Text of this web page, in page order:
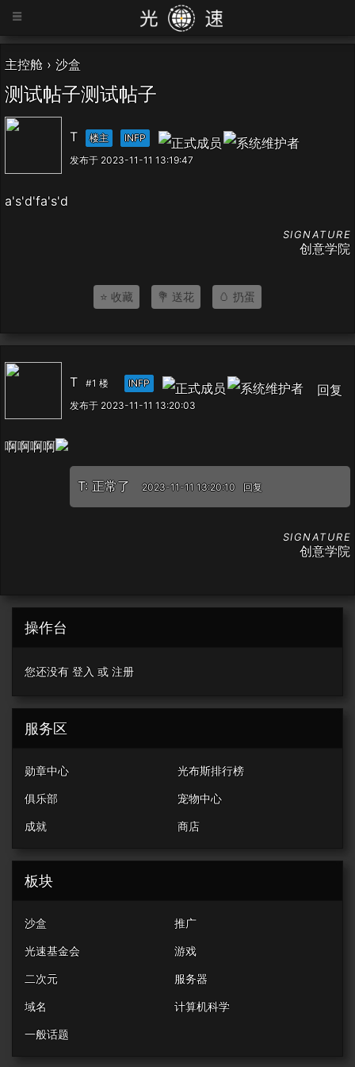
=
主控舱 › 沙盒
测试帖子测试帖子
T 楼主
INFP
发布于 2023-11-11 13:19:47
a's'd'fa's'd
创意学院
⭐ 收藏 💐 送花 🥚 扔蛋
T #1 楼
INFP
发布于 2023-11-11 13:20:03
回复
啊啊啊啊
T: 正常了 2023-11-11 13:20:10 回复
创意学院
操作台
您还没有 登入 或 注册
服务区
勋章中心 光布斯排行榜
俱乐部 宠物中心
成就 商店
板块
沙盒 推广
光速基金会 游戏
二次元 服务器
域名 计算机科学
一般话题